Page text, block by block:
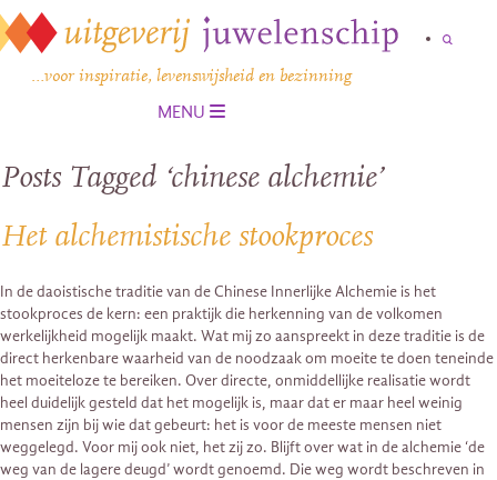
…voor inspiratie, levenswijsheid en bezinning
MENU
Posts Tagged ‘chinese alchemie’
Het alchemistische stookproces
In de daoistische traditie van de Chinese Innerlijke Alchemie is het
stookproces de kern: een praktijk die herkenning van de volkomen
werkelijkheid mogelijk maakt. Wat mij zo aanspreekt in deze traditie is de
direct herkenbare waarheid van de noodzaak om moeite te doen teneinde
het moeiteloze te bereiken. Over directe, onmiddellijke realisatie wordt
heel duidelijk gesteld dat het mogelijk is, maar dat er maar heel weinig
mensen zijn bij wie dat gebeurt: het is voor de meeste mensen niet
weggelegd. Voor mij ook niet, het zij zo. Blijft over wat in de alchemie ‘de
weg van de lagere deugd’ wordt genoemd. Die weg wordt beschreven in